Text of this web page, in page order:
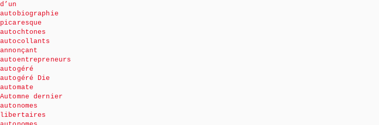
d’un
autobiographie
picaresque
autochtones
autocollants
annonçant
autoentrepreneurs
autogéré
autogéré Die
automate
Automne dernier
autonomes
libertaires